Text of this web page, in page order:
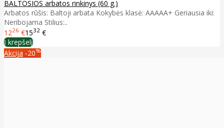
BALTOSIOS arbatos rinkinys (60 g.)
Arbatos rūšis: Baltoji arbata Kokybės klasė: AAAAA+ Geriausia iki:
Neribojama Stilius:..
1226 €1532 €
Į krepšelį
Akcija -20%